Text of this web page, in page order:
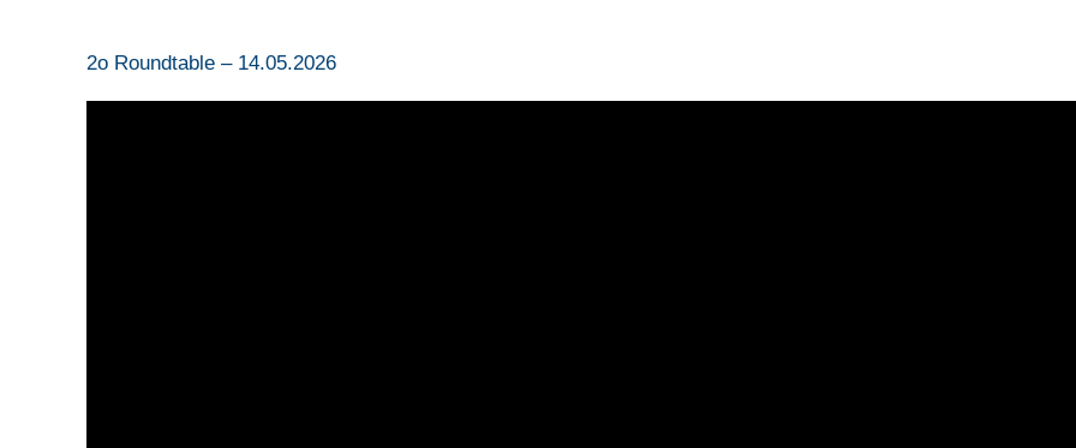
2ο Roundtable – 14.05.2026